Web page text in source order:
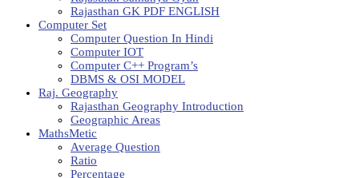
Rajasthan GK PDF ENGLISH
Computer Set
Computer Question In Hindi
Computer IOT
Computer C++ Program’s
DBMS & OSI MODEL
Raj. Geography
Rajasthan Geography Introduction
Geographic Areas
MathsMetic
Average Question
Ratio
Percentage